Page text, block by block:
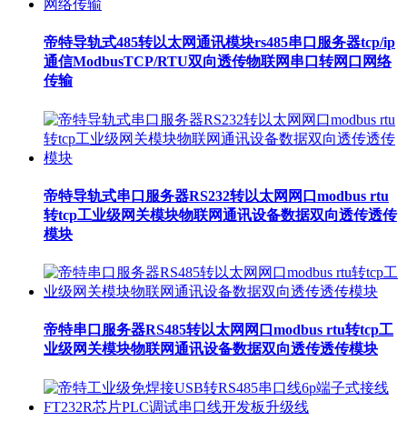
帝特导轨式485转以太网通讯模块rs485串口服务器tcp/ip
通信ModbusTCP/RTU双向透传物联网串口转网口网络
传输
帝特导轨式串口服务器RS232转以太网网口modbus rtu
转tcp工业级网关模块物联网通讯设备数据双向透传透传
模块
帝特串口服务器RS485转以太网网口modbus rtu转tcp工
业级网关模块物联网通讯设备数据双向透传透传模块